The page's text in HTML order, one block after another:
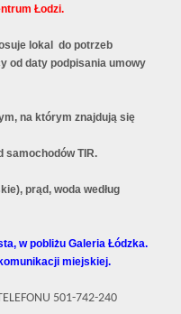
RODO
Łodzi.
lokal do potrzeb
od daty podpisania umowy
na którym znajdują się
samochodów TIR.
prąd, woda według
w pobliżu Galeria Łódzka.
miejskiej.
501-742-240